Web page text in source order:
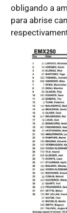
obligando a
para abrise